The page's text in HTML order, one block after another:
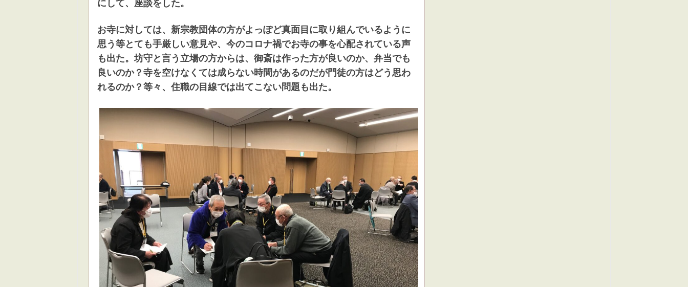
にして、座談をした。
お寺に対しては、新宗教団体の方がよっぽど真面目に取り組んでいるように
思う等とても手厳しい意見や、今のコロナ禍でお寺の事を心配されている声
も出た。坊守と言う立場の方からは、御斎は作った方が良いのか、弁当でも
良いのか？寺を空けなくては成らない時間があるのだが門徒の方はどう思わ
れるのか？等々、住職の目線では出てこない問題も出た。